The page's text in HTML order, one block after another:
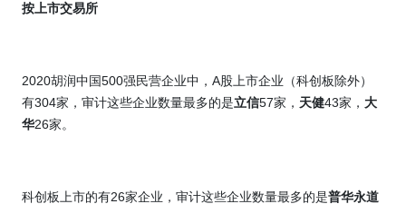
按上市交易所
2020胡润中国500强民营企业中， A股上市企业（科创板除外）
有304家，审计这些企业数量最多的是立信57家， 天健43家， 大
华26家。
科创板上市的有26家企业，审计这些企业数量最多的是普华永道